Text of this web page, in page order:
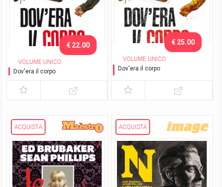
VOLUME UNICO
Dov'era il corpo
€ 22.00
VOLUME UNICO
Dov'era il corpo
€ 25.00
ACQUISTA ACQUISTA